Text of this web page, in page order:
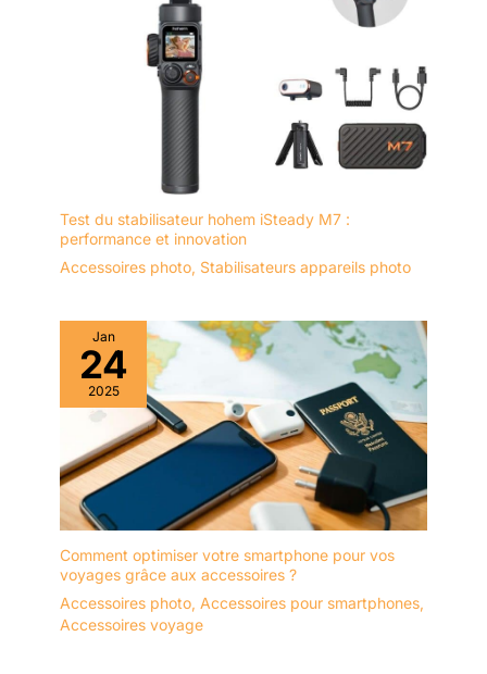
Test du stabilisateur hohem iSteady M7 :
performance et innovation
Accessoires photo, Stabilisateurs appareils photo
Jan
24
2025
Comment optimiser votre smartphone pour vos
voyages grâce aux accessoires ?
Accessoires photo, Accessoires pour smartphones,
Accessoires voyage